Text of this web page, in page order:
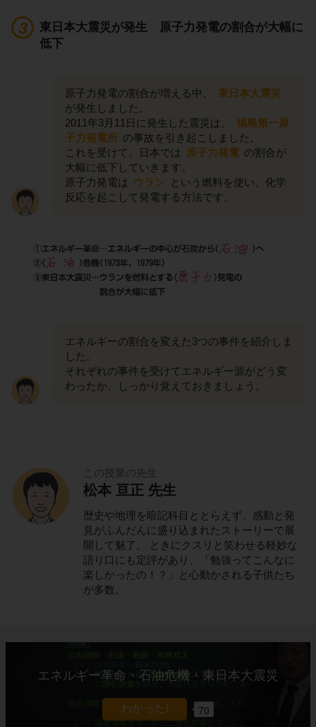
東日本大震災が発生 原子力発電の割合が大幅に
低下
原子力発電の割合が増える中、
東日本大震災
が発生しました。
2011年3月11日に発生した震災は、
福島第一原
子力発電所 の事故を引き起こしました。
これを受けて、日本では
原子力発電 の割合が
大幅に低下していきます。
原子力発電は
ウラン
という燃料を使い、化学
反応を起こして発電する方法です。
エネルギーの割合を変えた3つの事件を紹介しま
した。
それぞれの事件を受けてエネルギー源がどう変
わったか、しっかり覚えておきましょう。
この授業の先生
松本 亘正 先生
歴史や地理を暗記科目ととらえず、感動と発
見がふんだんに盛り込まれたストーリーで展
開して魅了。 ときにクスリと笑わせる軽妙な
語り口にも定評があり、「勉強ってこんなに
楽しかったの！？」と心動かされる子供たち
が多数。
エネルギー革命・石油危機・東日本大震災
70